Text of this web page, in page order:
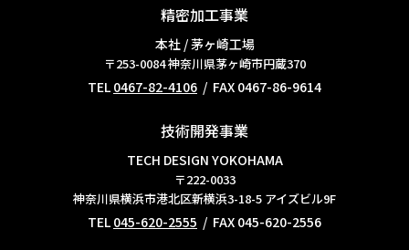
精密加工事業
本社 / 茅ヶ崎工場
〒253-0084神奈川県茅ヶ崎市円蔵370
TEL 0467-82-4106 / FAX 0467-86-9614
技術開発事業
TECH DESIGN YOKOHAMA
〒222-0033
神奈川県横浜市港北区新横浜3-18-5 アイズビル9F
TEL 045-620-2555 / FAX 045-620-2556